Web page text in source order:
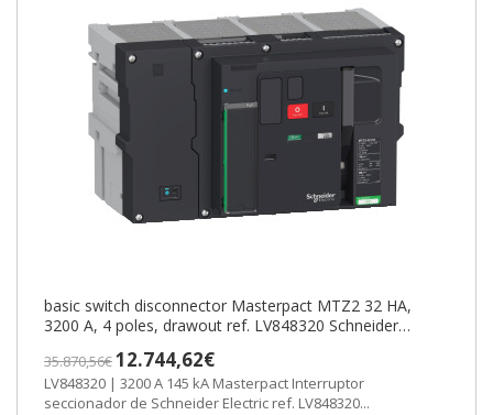
basic switch disconnector Masterpact MTZ2 32 HA,
3200 A, 4 poles, drawout ref. LV848320 Schneider
35.870,56€12.744,62€
LV848320 | 3200 A 145 kA Masterpact Interruptor
seccionador de Schneider Electric ref. LV848320...